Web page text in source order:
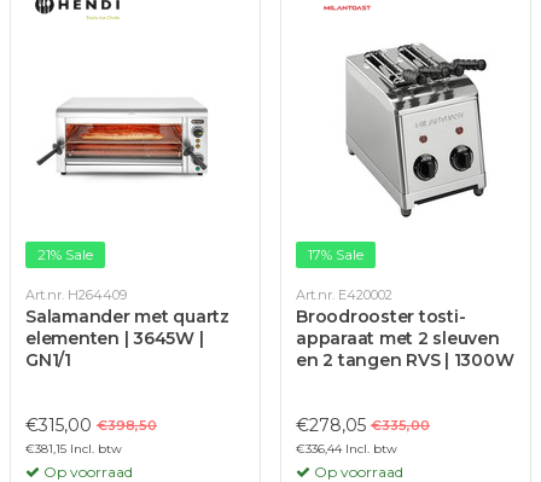
21% Sale
Art.nr. H264409
Salamander met quartz
elementen | 3645W |
GN1/1
€315,00 €398,50
€381,15 Incl. btw
Op voorraad
17% Sale
Art.nr. E420002
Broodrooster tosti-
apparaat met 2 sleuven
en 2 tangen RVS | 1300W
€278,05 €335,00
€336,44 Incl. btw
Op voorraad